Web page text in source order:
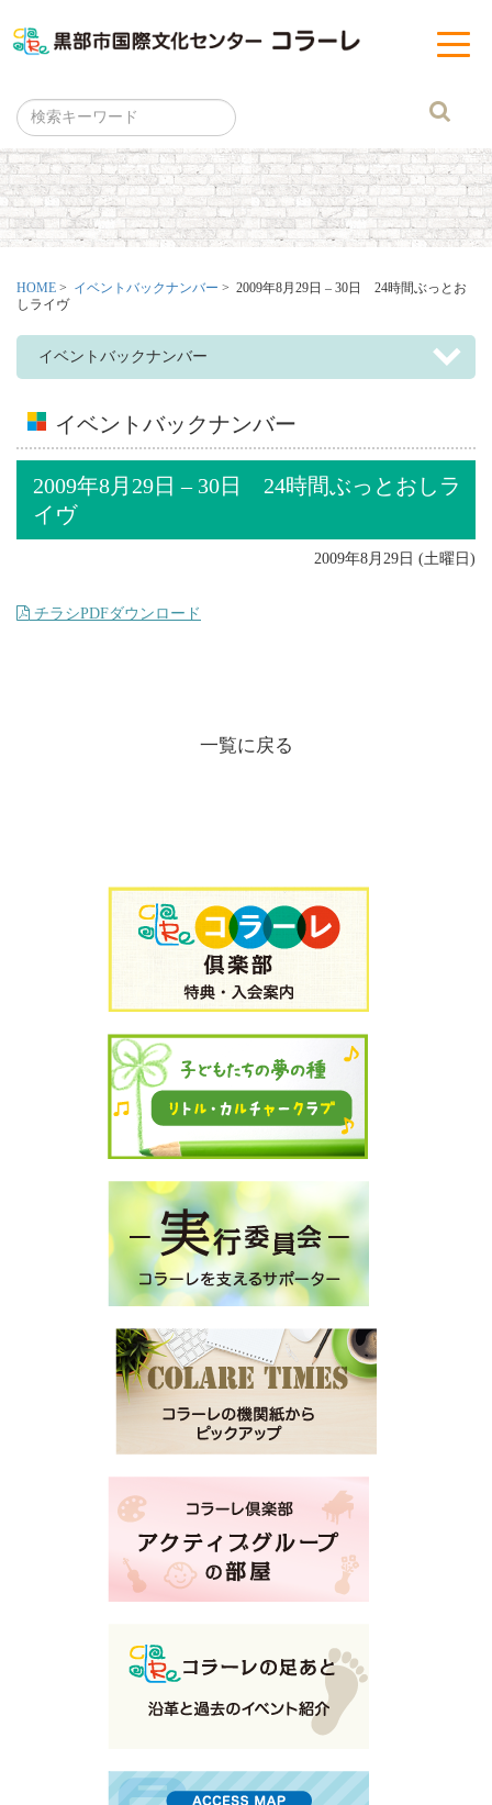
黒部
t
o
v
i
g
a
t
i
o
HOME > イベントバックナンバー > 2009年8月29日 – 30日 24時間ぶっとお
しライヴ
イベントバックナンバー
イベントバックナンバー
2009年8月29日 – 30日 24時間ぶっとおしラ
イヴ
2009年8月29日 (土曜日)
チラシPDFダウンロード
一覧に戻る